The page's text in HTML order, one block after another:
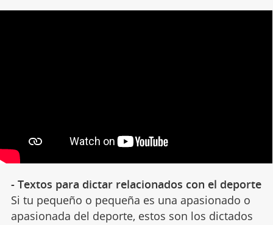
- Textos para dictar relacionados con el deporte
Si tu pequeño o pequeña es una apasionado o
apasionada del deporte, estos son los dictados